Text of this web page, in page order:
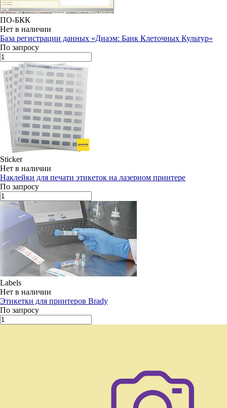
ПО-БКК
Нет в наличии
База регистрации данных «Диаэм: Банк Клеточных Культур»
По запросу
Sticker
Нет в наличии
Наклейки для печати этикеток на лазерном принтере
По запросу
Labels
Нет в наличии
Этикетки для принтеров Brady
По запросу